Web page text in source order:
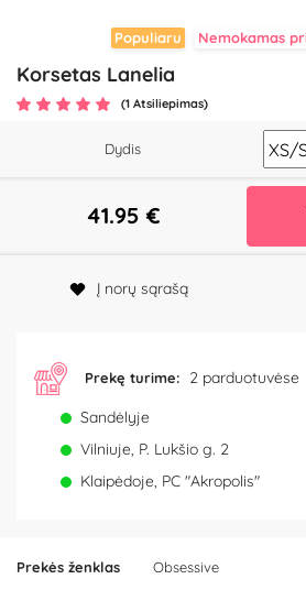
Populiaru Nemokamas
Korsetas Lanelia
(1 Atsiliepimas)
Prekės ženklas Obsessive
Dydis
41.95 €
Į norų sąrašą
Prekę turime:
2 parduotuvėse
Sandėlyje
Vilniuje, P. Lukšio g. 2
Klaipėdoje, PC "Akropolis"